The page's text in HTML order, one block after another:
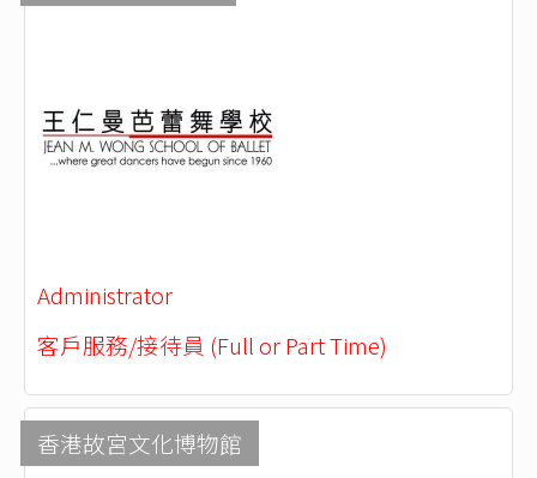
Administrator
客戶服務/接待員 (Full or Part Time)
香港故宮文化博物館